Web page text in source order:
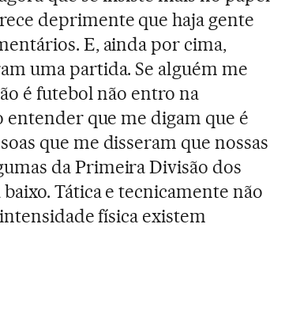
deprimente que haja gente
E, ainda por cima,
uma partida. Se alguém me
é futebol não entro na
entender que me digam que é
que me disseram que nossas
da Primeira Divisão dos
Tática e tecnicamente não
física existem